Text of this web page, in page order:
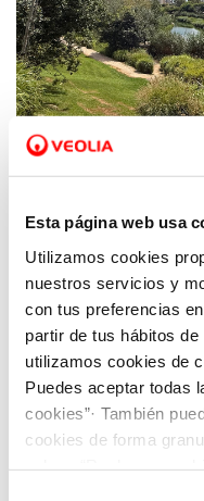
Esta página web usa
Utilizamos cookies
nuestros servicios y
con tus preferencias
partir de tus hábitos
utilizamos cookies de
Puedes aceptar todas
cookies”· También
cookies de forma
parque
internacional